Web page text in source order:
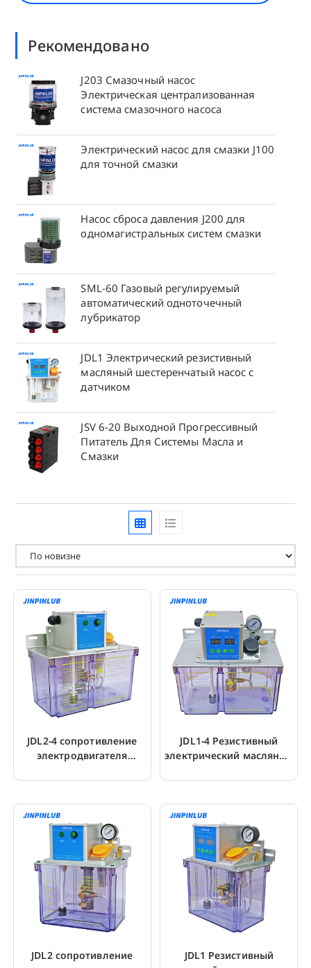
Рекомендовано
J203 Смазочный насос
Электрическая централизованная
система смазочного насоса
Электрический насос для смазки J100
для точной смазки
Насос сброса давления J200 для
одномагистральных систем смазки
SML-60 Газовый регулируемый
автоматический одноточечный
лубрикатор
JDL1 Электрический резистивный
масляный шестеренчатый насос с
датчиком
JSV 6-20 Выходной Прогрессивный
Питатель Для Системы Масла и
Смазки
JDL2-4 сопротивление
электродвигателя
шестеренчатый насос
JDL1-4 Резистивный
электрический масляный
JDL2 сопротивление
JDL1 Резистивный